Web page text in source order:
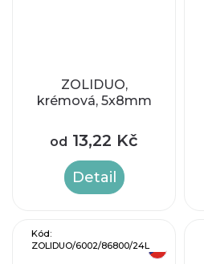
ZOLIDUO,
krémová, 5x8mm
od 13,22 Kč
Detail
Kód:
ZOLIDUO/6002/86800/24L